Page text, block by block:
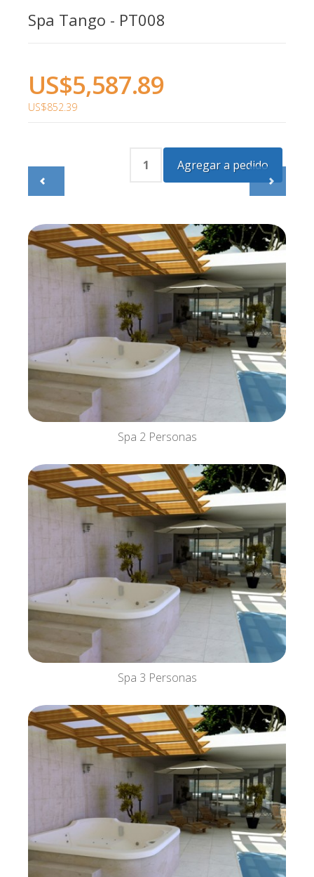
Spa Tango - PT008
US$5,587.89
US$852.39
Spa 2 Personas
Spa 3 Personas